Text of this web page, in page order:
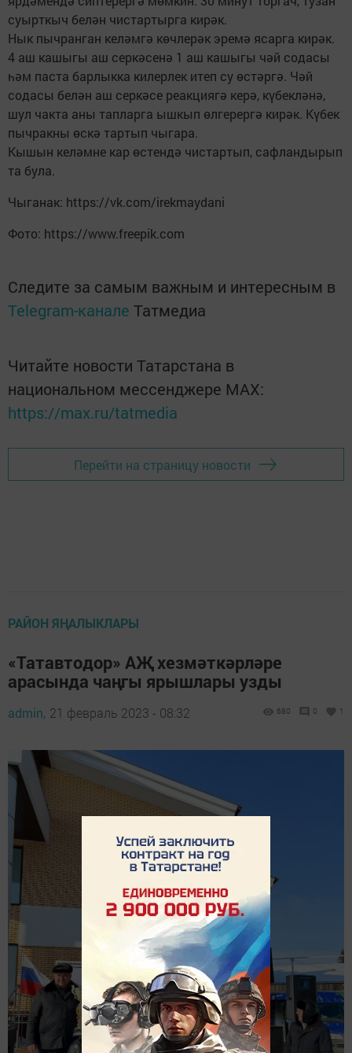
суырткыч белән чистартырга кирәк.
Нык пычранган келәмгә көчлерәк эремә ясарга кирәк.
4 аш кашыгы аш серкәсенә 1 аш кашыгы чәй содасы
һәм паста барлыкка килерлек итеп су өстәргә. Чәй
содасы белән аш серкәсе реакциягә керә, күбекләнә,
шул чакта аны тапларга ышкып өлгерергә кирәк. Күбек
пычракны өскә тартып чыгара.
Кышын келәмне кар өстендә чистартып, сафландырып
та була.
Чыганак: https://vk.com/irekmaydani
Фото: https://www.freepik.com
Следите за самым важным и интересным в
Telegram-канале Татмедиа
Читайте новости Татарстана в
национальном мессенджере MАХ:
https://max.ru/tatmedia
Перейти на страницу новости
РАЙОН ЯҢАЛЫКЛАРЫ
«Татавтодор» АҖ хезмәткәрләре
арасында чаңгы ярышлары узды
admin, 21 февраль 2023 - 08:32 680 0 1